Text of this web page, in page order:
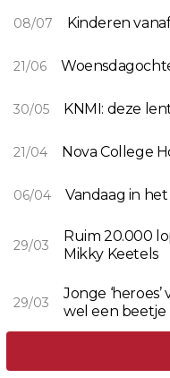
08/07 Kinderen
21/06
30/05 KNMI: deze
21/04 Nova College
06/04 Vandaag in
29/03
Ruim 20.000
Mikky Keetels
29/03
Jonge
wel een beetje